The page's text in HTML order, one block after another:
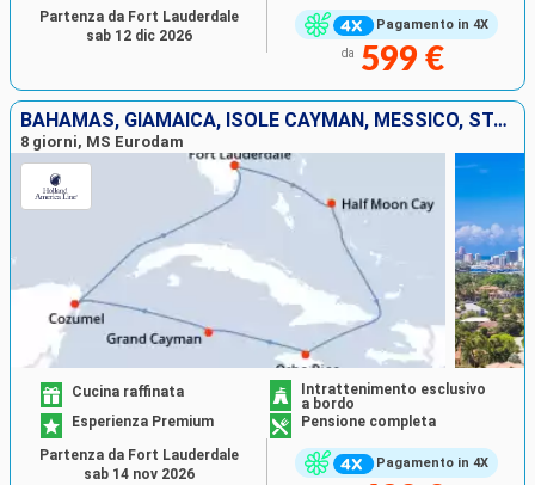
touch screen forniscono un'ampia gamma di
informazioni sulla tua crociera e sulla navigazione.
La nave ha stabilito il record nel settore delle crociere
vincendo il suo undicesimo punteggio perfetto
consecutivo di 100 su una ispezione di routine della
sanità pubblica degli Stati Uniti.
Pagamento in 4X
da 599 €
Partenza da Fort Lauderdale
sab 12 dic 2026
BAHAMAS, GIAMAICA, ISOLE CAYMAN, MESSICO, STATI UNITI
8 giorni, MS Eurodam
Pagamento in 4X
Cucina raffinata
Intrattenimento esclusivo
a bordo
Esperienza Premium
Pensione completa
Partenza da Fort Lauderdale
sab 14 nov 2026